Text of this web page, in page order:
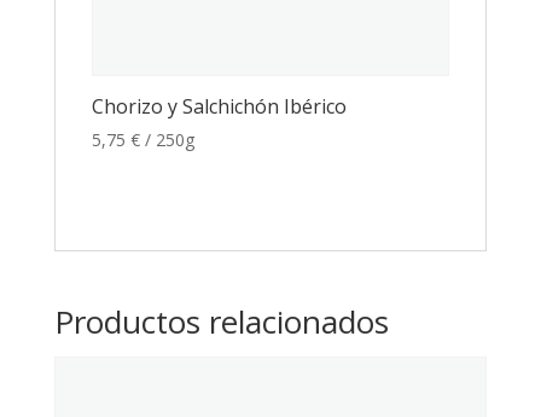
Chorizo y Salchichón Ibérico
5,75 € / 250g
Productos relacionados